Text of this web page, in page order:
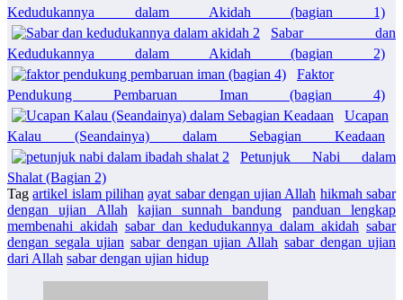
Kedudukannya dalam Akidah (bagian 1)
Sabar dan
Kedudukannya dalam Akidah (bagian 2)
Faktor
Pendukung Pembaruan Iman (bagian 4)
Ucapan
Kalau (Seandainya) dalam Sebagian Keadaan
Petunjuk Nabi dalam
Shalat (Bagian 2)
Tag artikel islam pilihan ayat sabar dengan ujian Allah hikmah sabar
dengan ujian Allah
kajian sunnah bandung
panduan lengkap
membenahi akidah sabar dan kedudukannya dalam akidah sabar
dengan segala ujian sabar dengan ujian Allah sabar dengan ujian
dari Allah sabar dengan ujian hidup